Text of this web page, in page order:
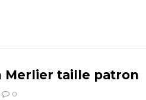
Merlier taille patron
0